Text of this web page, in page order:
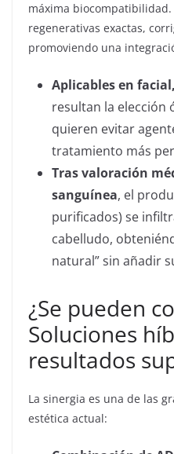
máxima
regenerativas exactas,
promoviendo una
Aplicables en
resultan la elección
quieren evitar
tratamiento más
Tras valoración
sanguínea, el
purificados) se
cabelludo,
natural” sin añadir
¿Se pueden
Soluciones
resultados
La sinergia es una de las
estética actual: